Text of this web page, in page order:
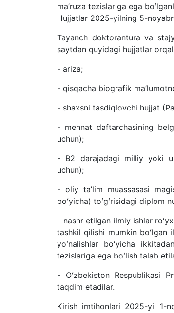
ma’ruza tezislariga ega boʻ
Hujjatlar 2025-yilning 5-noyabr
Tayanch doktorantura va
saytdan quyidagi hujjatlar
- ariza;
- qisqacha biografik
- shaxsni tasdiqlovchi hujjat
- mehnat daftarchasining
uchun);
- B2 darajadagi milliy yoki
uchun);
- oliy ta’lim muassasasi
boʻyicha) toʻgʻrisidagi diplom
– nashr etilgan ilmiy ishlar roʻ
tashkil qilishi mumkin boʻlgan
yoʻnalishlar boʻyicha
tezislariga ega boʻlish talab
- Oʻzbekiston Respublikasi
taqdim etadilar.
Kirish imtihonlari 2025-yil 1-